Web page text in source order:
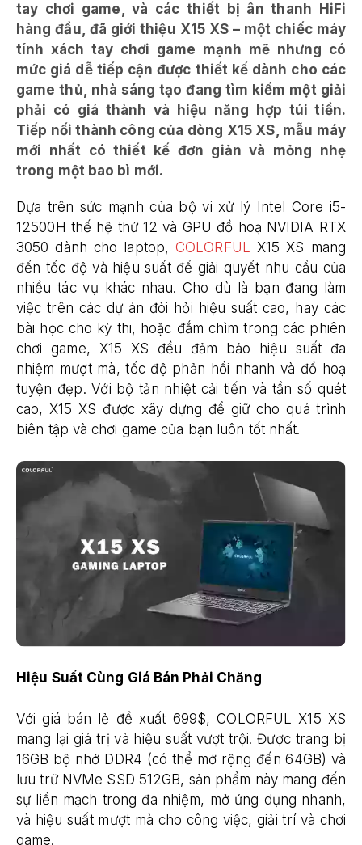
tay chơi game, và các thiết bị ân thanh HiFi
hàng đầu, đã giới thiệu X15 XS – một chiếc máy
tính xách tay chơi game mạnh mẽ nhưng có
mức giá dễ tiếp cận được thiết kế dành cho các
game thủ, nhà sáng tạo đang tìm kiếm một giải
phải có giá thành và hiệu năng hợp túi tiền.
Tiếp nối thành công của dòng X15 XS, mẫu máy
mới nhất có thiết kế đơn giản và mỏng nhẹ
trong một bao bì mới.
Dựa trên sức mạnh của bộ vi xử lý Intel Core i5-
12500H thế hệ thứ 12 và GPU đồ hoạ NVIDIA RTX
3050 dành cho laptop,COLORFUL X15 XS mang
đến tốc độ và hiệu suất để giải quyết nhu cầu của
nhiều tác vụ khác nhau. Cho dù là bạn đang làm
việc trên các dự án đòi hỏi hiệu suất cao, hay các
bài học cho kỳ thi, hoặc đắm chìm trong các phiên
chơi game, X15 XS đều đảm bảo hiệu suất đa
nhiệm mượt mà, tốc độ phản hồi nhanh và đồ hoạ
tuyện đẹp. Với bộ tản nhiệt cải tiến và tần số quét
cao, X15 XS được xây dựng để giữ cho quá trình
biên tập và chơi game của bạn luôn tốt nhất.
Hiệu Suất Cùng Giá Bán Phải Chăng
Với giá bán lẻ đề xuất 699$, COLORFUL X15 XS
mang lại giá trị và hiệu suất vượt trội. Được trang bị
16GB bộ nhớ DDR4 (có thể mở rộng đến 64GB) và
lưu trữ NVMe SSD 512GB, sản phẩm này mang đến
sự liền mạch trong đa nhiệm, mở ứng dụng nhanh,
và hiệu suất mượt mà cho công việc, giải trí và chơi
game.